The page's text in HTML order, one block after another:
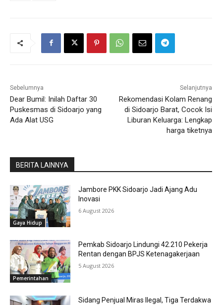
Sebelumnya
Dear Bumil: Inilah Daftar 30
Puskesmas di Sidoarjo yang
Ada Alat USG
Selanjutnya
Rekomendasi Kolam Renang
di Sidoarjo Barat, Cocok Isi
Liburan Keluarga: Lengkap
harga tiketnya
BERITA LAINNYA
Gaya Hidup
Jambore PKK Sidoarjo Jadi Ajang Adu
Inovasi
6 August 2026
Pemerintahan
Pemkab Sidoarjo Lindungi 42.210 Pekerja
Rentan dengan BPJS Ketenagakerjaan
5 August 2026
Sidang Penjual Miras Ilegal, Tiga Terdakwa